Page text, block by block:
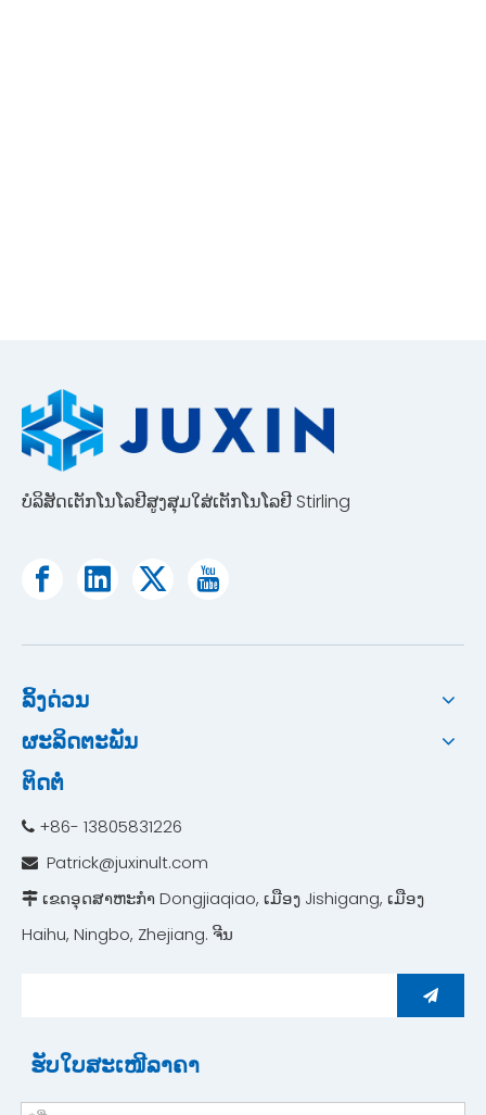
ບໍລິສັດເຕັກໂນໂລຢີສູງສຸມໃສ່ເຕັກໂນໂລຢີ Stirling
ລິ້ງດ່ວນ
ຜະລິດຕະພັນ
ຕິດຕໍ່
 +86- 13805831226
 Patrick@juxinult.com
 ເຂດອຸດສາຫະກຳ Dongjiaqiao, ເມືອງ Jishigang, ເມືອງ
Haihu, Ningbo, Zhejiang. ຈີນ
ຮັບໃບສະເໜີລາຄາ